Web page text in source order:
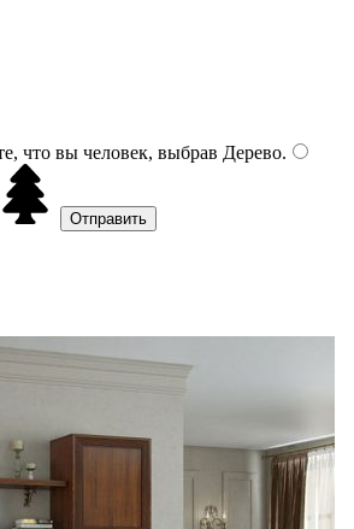
что вы человек, выбрав Дерево.